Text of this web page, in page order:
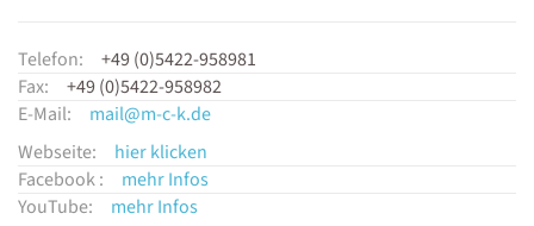
Telefon:
+49 (0)5422-958981
Fax:
+49 (0)5422-958982
E-Mail:
mail@m-c-k.de
Webseite:
hier klicken
Facebook :
mehr Infos
YouTube:
mehr Infos